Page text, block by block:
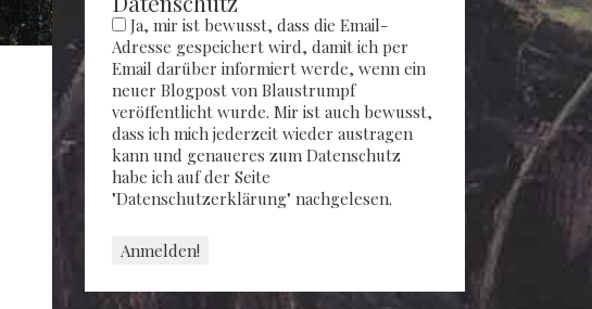
Ja, mir ist bewusst, dass die Email-
Adresse gespeichert wird, damit ich per
Email darüber informiert werde, wenn ein
neuer Blogpost von Blaustrumpf
veröffentlicht wurde. Mir ist auch bewusst,
dass ich mich jederzeit wieder austragen
kann und genaueres zum Datenschutz
habe ich auf der Seite
"Datenschutzerklärung" nachgelesen.